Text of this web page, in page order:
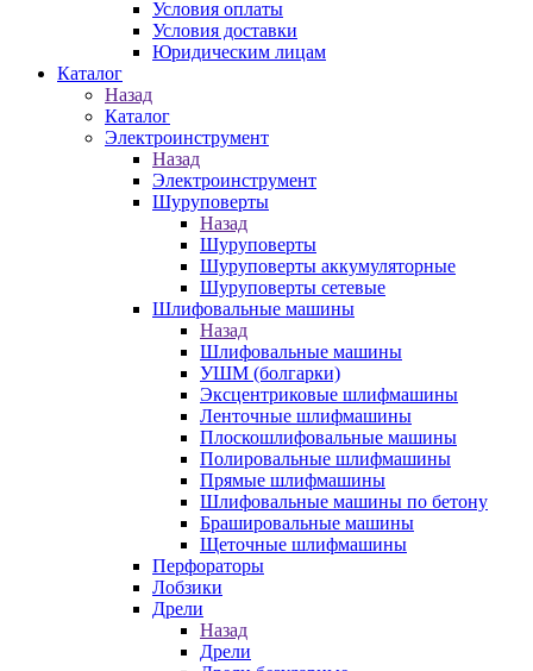
Условия оплаты
Условия доставки
Юридическим лицам
Каталог
Назад
Каталог
Электроинструмент
Назад
Электроинструмент
Шуруповерты
Назад
Шуруповерты
Шуруповерты аккумуляторные
Шуруповерты сетевые
Шлифовальные машины
Назад
Шлифовальные машины
УШМ (болгарки)
Эксцентриковые шлифмашины
Ленточные шлифмашины
Плоскошлифовальные машины
Полировальные шлифмашины
Прямые шлифмашины
Шлифовальные машины по бетону
Брашировальные машины
Щеточные шлифмашины
Перфораторы
Лобзики
Дрели
Назад
Дрели